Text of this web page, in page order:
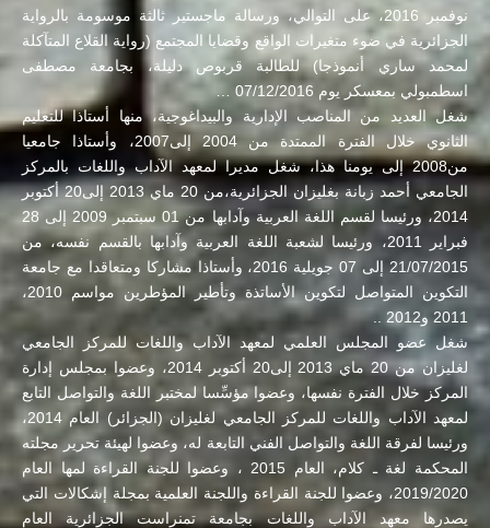
نوفمبر 2016، على التوالي، ورسالة ماجستير ثالثة موسومة بالرواية
الجزائرية في ضوء متغيرات الواقع وقضايا المجتمع (رواية القلاع المتآكلة
لمحمد ساري أنموذجا) للطالبة قربوص دليلة، بجامعة مصطفى
اسطمبولي بمعسكر يوم 07/12/2016 …
شغل العديد من المناصب الإدارية والبيداغوجية، منها أستاذا للتعليم
الثانوي خلال الفترة الممتدة من 2004 إلى2007، وأستاذا جامعيا
من2008 إلى يومنا هذا، شغل مديرا لمعهد الآداب واللغات بالمركز
الجامعي أحمد زبانة بغليزان الجزائرية،من 20 ماي 2013 إلى20 أكتوبر
2014، ورئيسا لقسم اللغة العربية وآدابها من 01 سبتمبر 2009 إلى 28
فبراير 2011، ورئيسا لشعبة اللغة العربية وآدابها بالقسم نفسه، من
21/07/2015 إلى 07 جويلية 2016، وأستاذا مشاركا ومتعاقدا مع جامعة
التكوين المتواصل لتكوين الأساتذة وتأطير المؤطرين مواسم 2010،
2011 و2012 ..
شغل عضو المجلس العلمي لمعهد الآداب واللغات للمركز الجامعي
لغليزان من 20 ماي 2013 إلى20 أكتوبر 2014، وعضوا بمجلس إدارة
المركز خلال الفترة نفسها، وعضوا مؤسِّسا لمختبر اللغة والتواصل التابع
لمعهد الآداب واللغات للمركز الجامعي لغليزان (الجزائر) العام 2014،
ورئيسا لفرقة اللغة والتواصل الفني التابعة له، وعضوا لهيئة تحرير مجلته
المحكمة لغة ـ كلام، العام 2015 ، وعضوا للجنة القراءة لمها العام
2019/2020، وعضوا للجنة القراءة واللجنة العلمية بمجلة إشكالات التي
يصدرها معهد الآداب واللغات بجامعة تمنراست الجزائرية العام